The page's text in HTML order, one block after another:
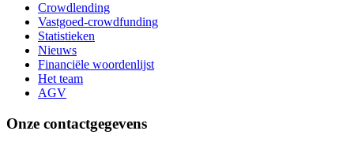
Crowdlending
Vastgoed-crowdfunding
Statistieken
Nieuws
Financiële woordenlijst
Het team
AGV
Onze contactgegevens